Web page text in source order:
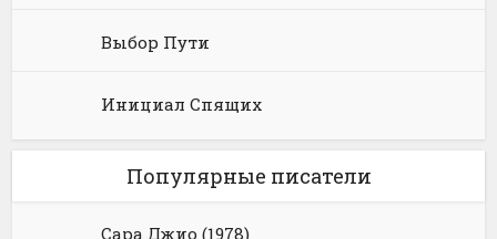
Выбор Пути
Инициал Спящих
Популярные писатели
Сара Джио (1978)